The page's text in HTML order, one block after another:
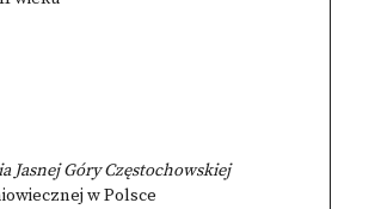
Jasnej Góry Częstochowskiej
w Polsce